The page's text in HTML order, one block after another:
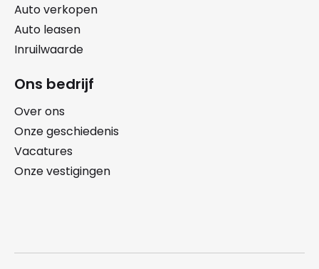
Auto verkopen
Auto leasen
Inruilwaarde
Ons bedrijf
Over ons
Onze geschiedenis
Vacatures
Onze vestigingen